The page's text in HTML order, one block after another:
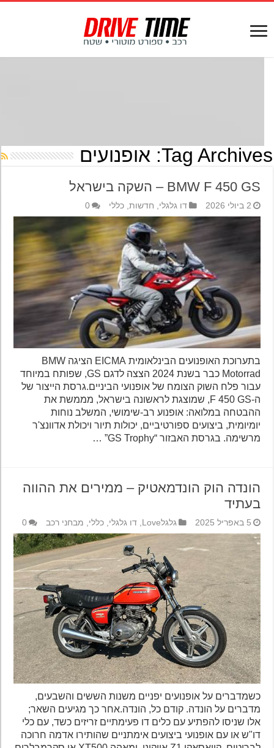
Tag אופנועים
BMW F 450 GS – השקה בישראל
2 ביולי 2026 דו גלגלי,חדשות,כללי 0
בתערוכת האופנועים הבינלאומית EICMA הציגה BMW
Motorrad כבר בשנת 2024 הצצה לדגם GS, שפותח במיוחד
עבור פלח השוק הצומח של אופנועי הביניים.גרסת הייצור של
ה-F 450 GS, שמוצגת לראשונה בישראל, מממשת את
ההבטחה במלואה: אופנוע רב-שימושי, המשלב נוחות
יומיומית, ביצועים ספורטיביים, יכולות תיור ויכולת אדוונצ'ר
מרשימה. בגרסת האבזור “GS Trophy” …
הונדה הוק הונדמאטיק – ממירים את ההווה
בעתיד
5 באפריל 2025 גלגלLove , דו גלגלי,כללי,מבחני רכב 0
כשמדברים על אופנועים יפניים משנות הששים והשבעים,
מדברים על הונדה. קודם כל, הונדה.אחר כך מגיעים השאר;
אלו שניסו להפתיע עם כלים דו פעימתיים זריזים כשד, עם כלי
דו"ש או עם אופנועי ביצועים אימתניים שהותירו אדמה חרוכה